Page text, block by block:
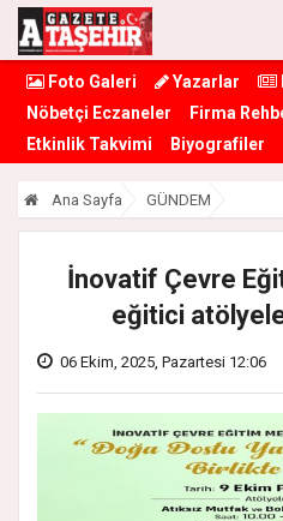
Foto Galeri Yazarlar
Nöbetçi Eczaneler
Firma
Etkinlik Takvimi
Biyografiler
Ana Sayfa GÜNDEM
İnovatif Çevre
eğitici
06 Ekim, 2025, Pazartesi 12:06